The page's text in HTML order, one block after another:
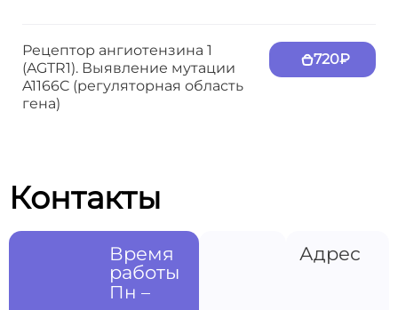
Рецептор ангиотензина 1
(AGTR1). Выявление мутации
A1166C (регуляторная область
гена)
720₽
Контакты
Адрес
Время
работы
Пн –